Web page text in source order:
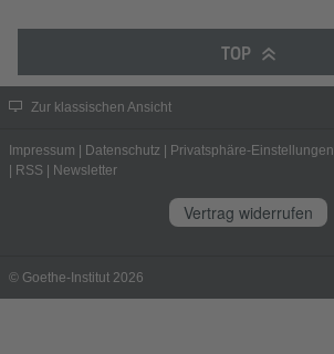
TOP
Zur klassischen Ansicht
Impressum Datenschutz Privatsphäre-Einstellungen
RSS Newsletter
Vertrag widerrufen
© Goethe-Institut 2026